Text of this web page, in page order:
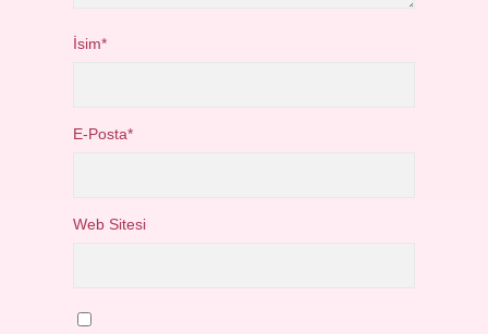
İsim*
E-Posta*
Web Sitesi